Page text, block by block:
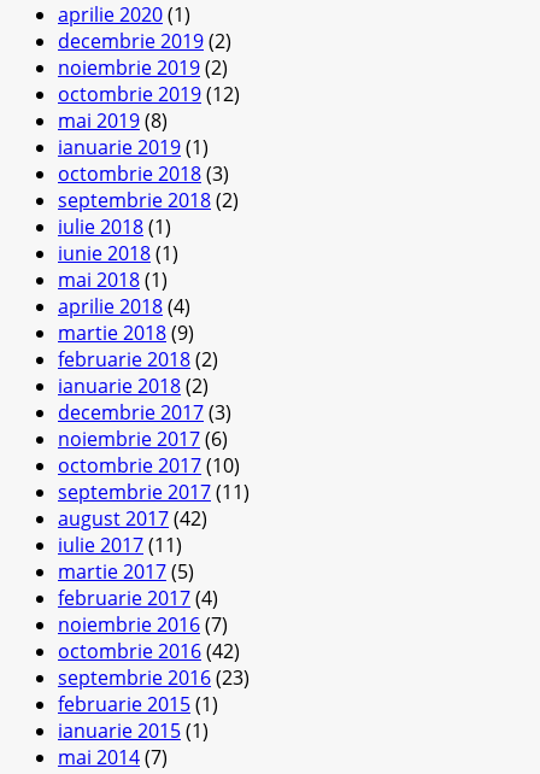
aprilie 2020(1)
decembrie 2019(2)
noiembrie 2019(2)
octombrie 2019(12)
mai 2019(8)
ianuarie 2019(1)
octombrie 2018(3)
septembrie 2018(2)
iulie 2018(1)
iunie 2018(1)
mai 2018(1)
aprilie 2018(4)
martie 2018(9)
februarie 2018(2)
ianuarie 2018(2)
decembrie 2017(3)
noiembrie 2017(6)
octombrie 2017(10)
septembrie 2017(11)
august 2017(42)
iulie 2017(11)
martie 2017(5)
februarie 2017(4)
noiembrie 2016(7)
octombrie 2016(42)
septembrie 2016(23)
februarie 2015(1)
ianuarie 2015(1)
mai 2014(7)